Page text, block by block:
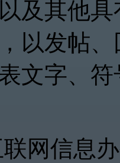
及其他
以发帖
文字、
网信息